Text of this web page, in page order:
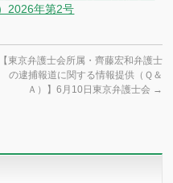
2026年第2号
【東京弁護士会所属・齊藤宏和弁護士
の逮捕報道に関する情報提供（Ｑ＆
Ａ）】6月10日東京弁護士会 →